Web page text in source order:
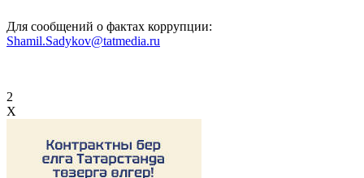
Для сообщений о фактах коррупции:
Shamil.Sadykov@tatmedia.ru
2
X